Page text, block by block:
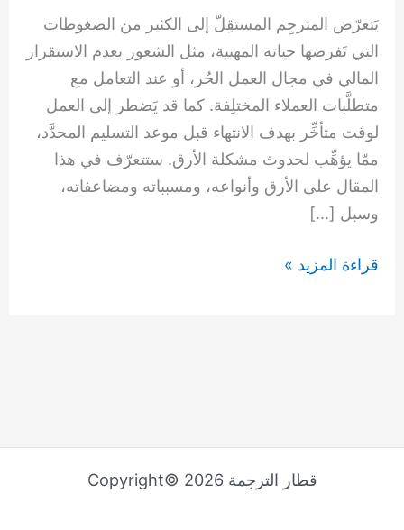
يَتعرّض المترجِم المستقِلّ إلى الكثير من الضغوطات
التي تَفرضها حياته المهنية، مثل الشعور بعدم الاستقرار
المالي في مجال العمل الحُر، أو عند التعامل مع
متطلَّبات العملاء المختلِفة. كما قد يَضطر إلى العمل
لوقت متأخِّر بهدف الانتهاء قبل موعد التسليم المحدَّد،
ممّا يؤهِّب لحدوث مشكلة الأرق. ستتعرّف في هذا
المقال على الأرق وأنواعه، ومسبباته ومضاعفاته،
وسبل […]
قراءة المزيد »
قطار الترجمة Copyright© 2026